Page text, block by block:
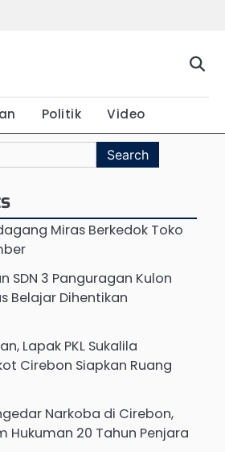
Politik Video
Miras Berkedok Toko
SDN 3 Panguragan Kulon
Belajar Dihentikan
Lapak PKL Sukalila
Cirebon Siapkan Ruang
Narkoba di Cirebon,
Hukuman 20 Tahun Penjara